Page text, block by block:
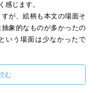
感じます。
が、絵柄も本文の場面そ
象的なものが多かったの
いう場面は少なかったで
と思ったら、福音館書店
滋・絵)の絵を書かれた方
む